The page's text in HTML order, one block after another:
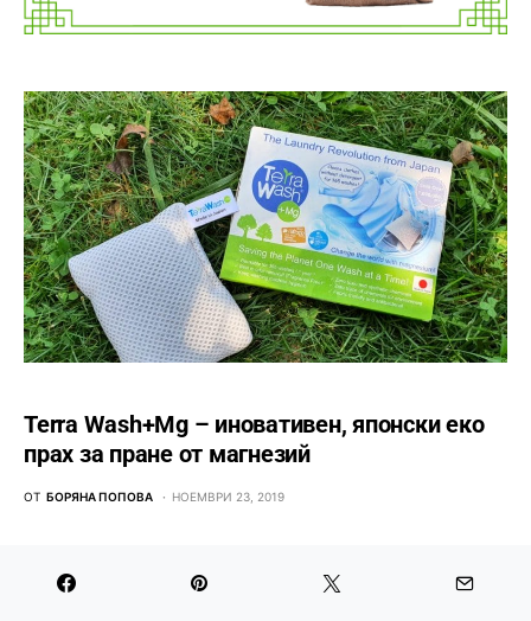
Terra Wash+Mg – иновативен, японски еко
прах за пране от магнезий
ОТ БОРЯНА ПОПОВА НОЕМВРИ 23, 2019